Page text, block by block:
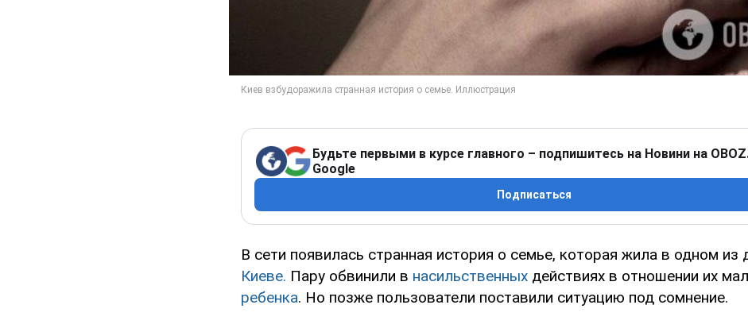
Будьте первыми в курсе главного – подпишитесь на Новини на
Google
Подписаться
В сети появилась странная история о семье, которая жила в одном из
Киеве. Пару обвинили в насильственных действиях в отношении их
ребенка. Но позже пользователи поставили ситуацию под сомнение.